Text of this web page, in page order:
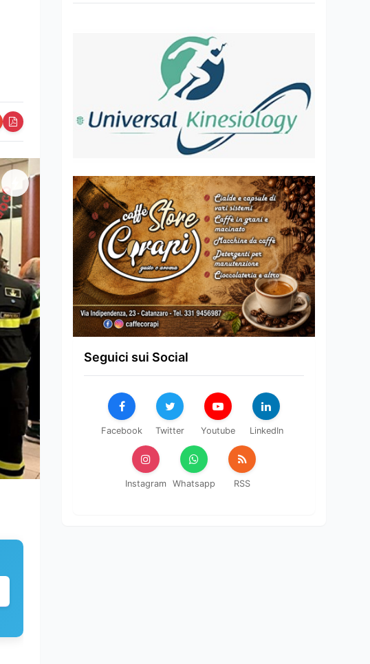
Seguici sui Social
Facebook Twitter Youtube LinkedIn
Instagram Whatsapp RSS